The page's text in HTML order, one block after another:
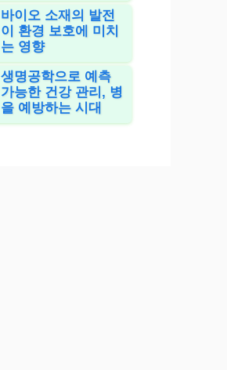
바이오 소재의 발전
이 환경 보호에 미치
는 영향
생명공학으로 예측
가능한 건강 관리, 병
을 예방하는 시대